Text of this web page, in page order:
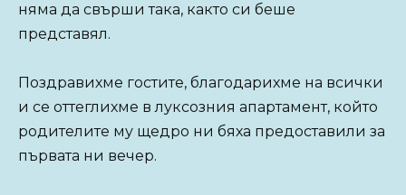
няма да свърши така, както си беше
представял.
Поздравихме гостите, благодарихме на всички
и се оттеглихме в луксозния апартамент, който
родителите му щедро ни бяха предоставили за
първата ни вечер.